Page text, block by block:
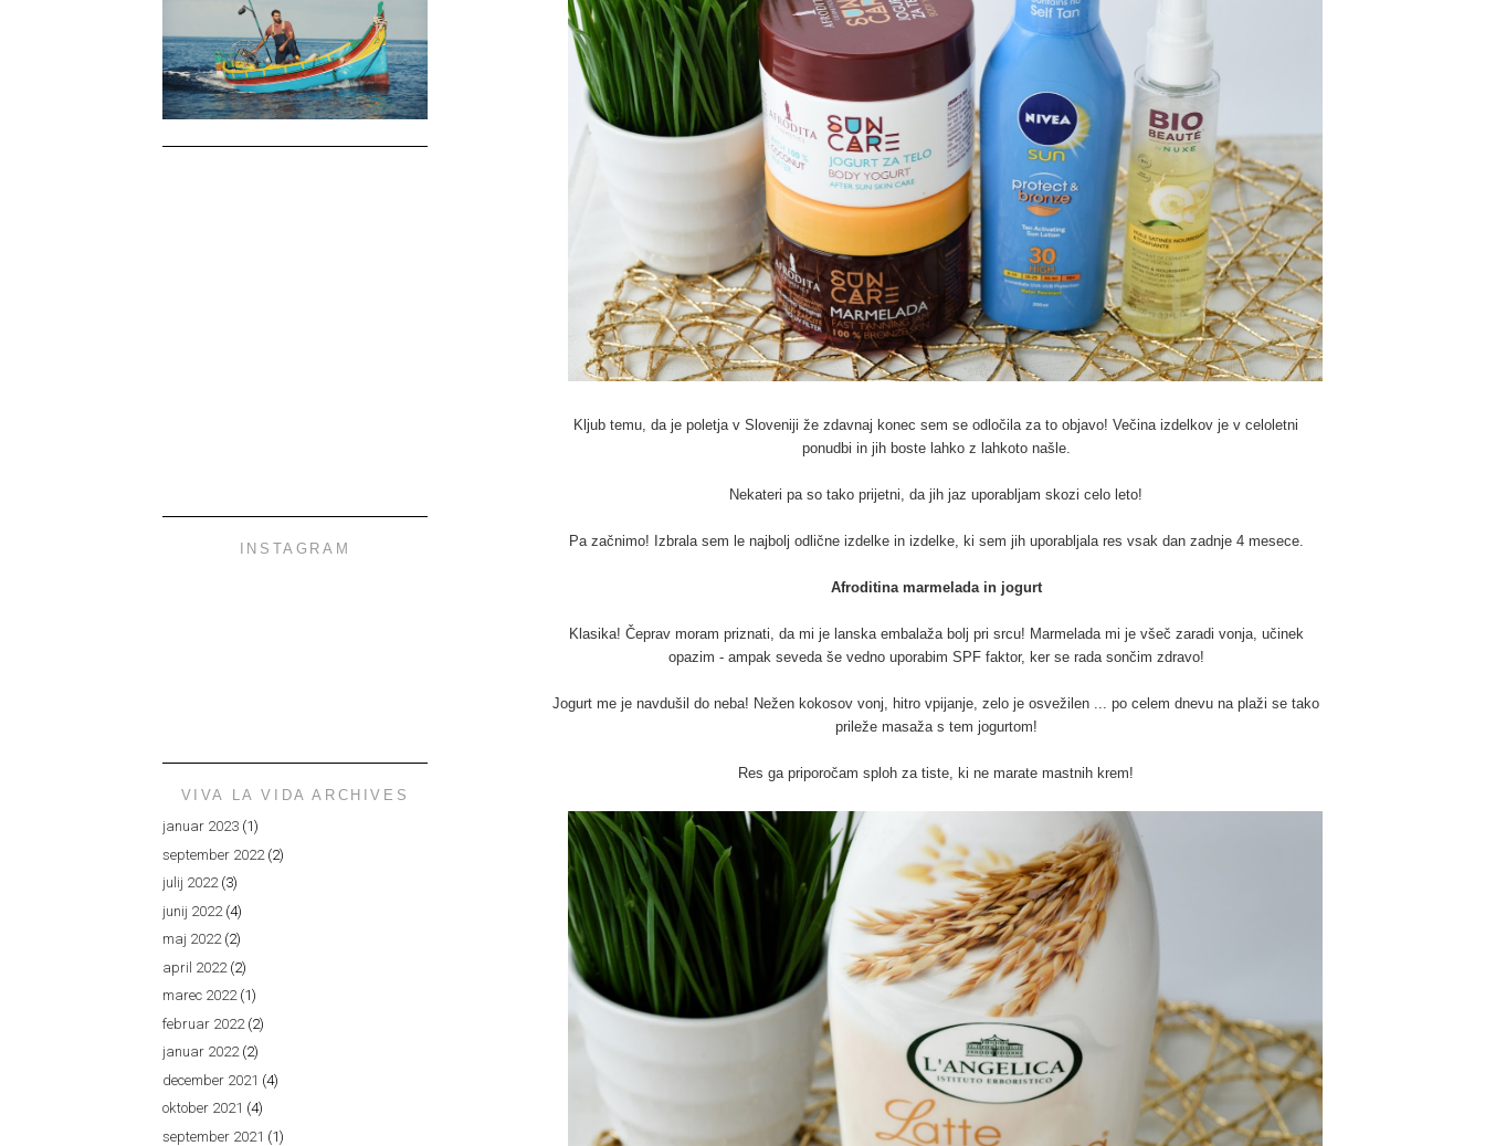
Kljub temu, da je poletja v Sloveniji že zdavnaj konec sem se odločila za to objavo! Večina izdelkov je v celoletni
ponudbi in jih boste lahko z lahkoto našle.
Nekateri pa so tako prijetni, da jih jaz uporabljam skozi celo leto!
Pa začnimo! Izbrala sem le najbolj odlične izdelke in izdelke, ki sem jih uporabljala res vsak dan zadnje 4 mesece.
Afroditina marmelada in jogurt
Klasika! Čeprav moram priznati, da mi je lanska embalaža bolj pri srcu! Marmelada mi je všeč zaradi vonja, učinek
opazim - ampak seveda še vedno uporabim SPF faktor, ker se rada sončim zdravo!
Jogurt me je navdušil do neba! Nežen kokosov vonj, hitro vpijanje, zelo je osvežilen ... po celem dnevu na plaži se tako
prileže masaža s tem jogurtom!
Res ga priporočam sploh za tiste, ki ne marate mastnih krem!
INSTAGRAM
VIVA LA VIDA ARCHIVES
januar 2023 (1)
september 2022 (2)
julij 2022(3)
junij 2022 (4)
maj 2022(2)
april 2022 (2)
marec 2022(1)
februar 2022 (2)
januar 2022(2)
december 2021 (4)
oktober 2021 (4)
september 2021 (1)